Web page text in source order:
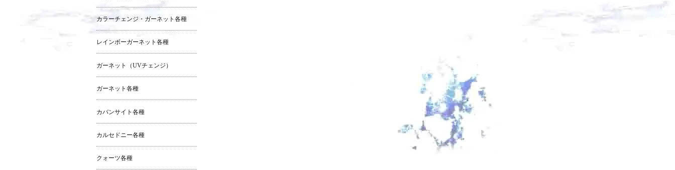
カラーチェンジ・ガーネット各種
レインボーガーネット各種
ガーネット（UVチェンジ）
ガーネット各種
カバンサイト各種
カルセドニー各種
クォーツ各種